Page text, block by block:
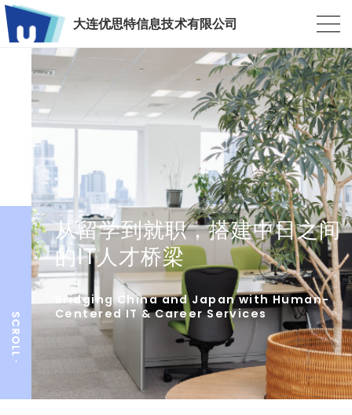
大连优思特信息技术有限公司
从留学到就职，搭建中日之间
的IT人才桥梁
Bridging China and Japan with Human-
Centered IT & Career Services